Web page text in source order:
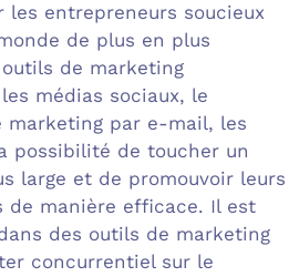
les entrepreneurs soucieux
de plus en plus
de marketing
médias sociaux, le
marketing par e-mail, les
possibilité de toucher un
large et de promouvoir leurs
de manière efficace. Il est
des outils de marketing
concurrentiel sur le